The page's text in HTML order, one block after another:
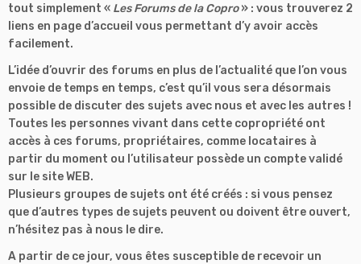
tout simplement « Les Forums de la Copro» : vous trouverez 2
liens en page d’accueil vous permettant d’y avoir accès
facilement.
L’idée d’ouvrir des forums en plus de l’actualité que l’on vous
envoie de temps en temps, c’est qu’il vous sera désormais
possible de discuter des sujets avec nous et avec les autres !
Toutes les personnes vivant dans cette copropriété ont
accès à ces forums, propriétaires, comme locataires à
partir du moment ou l’utilisateur possède un compte validé
sur le site WEB.
Plusieurs groupes de sujets ont été créés : si vous pensez
que d’autres types de sujets peuvent ou doivent être ouvert,
n’hésitez pas à nous le dire.
A partir de ce jour, vous êtes susceptible de recevoir un